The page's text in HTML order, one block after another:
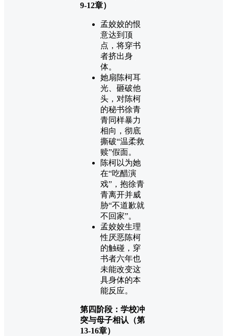
9-12章）
孟姣姣的恨
意达到顶
点，将穿书
者挤出身
体。
她扇陈柯耳
光、砸破他
头，对陈柯
的秘书徐青
青同样暴力
相向，彻底
撕破“温柔救
赎”假面。
陈柯以为她
在“吃醋演
戏”，抱徐青
青离开并威
胁“不道歉就
不回家”。
孟姣姣生理
性厌恶陈柯
的触碰，穿
书者六年也
未能改变这
具身体的本
能反应。
第四阶段：学校冲
突与母子相认（第
13-16章）